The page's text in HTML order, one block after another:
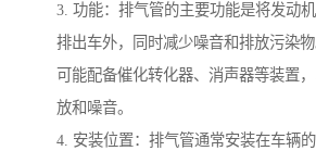
3. 功能：排气管的主要功能是将发动
排出车外，同时减少噪音和排放污染
可能配备催化转化器、消声器等装置
放和噪音。
4. 安装位置：排气管通常安装在车辆